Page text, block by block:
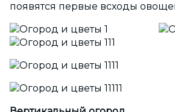
появятся первые всходы